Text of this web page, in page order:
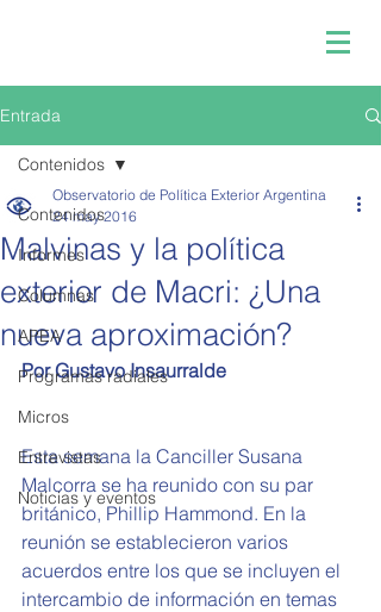
Entrada
Contenidos
Informes
Columnas
APEA
Programas radiales
Micros
Entrevistas
Noticias y eventos
Contenidos
Malvinas y la política
exterior de Macri: ¿Una
nueva aproximación?
Observatorio de Política Exterior Argentina
24 may 2016
Por Gustavo Insaurralde
Esta semana la Canciller Susana
Malcorra se ha reunido con su par
británico, Phillip Hammond. En la
reunión se establecieron varios
acuerdos entre los que se incluyen el
intercambio de información en temas